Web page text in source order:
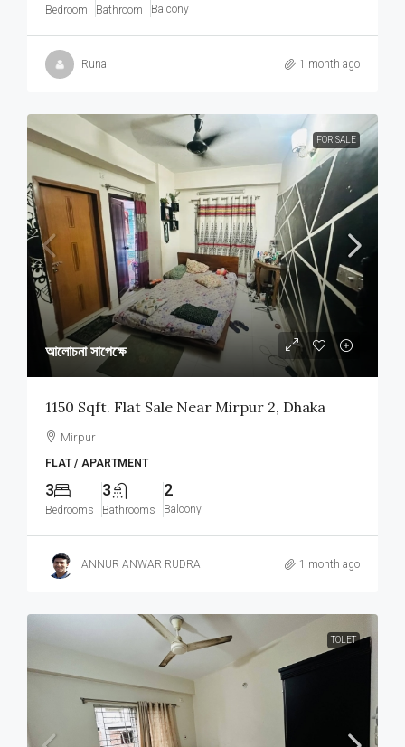
Bedroom Bathroom Balcony
Runa 1 month ago
FOR SALE
আলোচনা সাপেক্ষে
1150 Sqft. Flat Sale Near Mirpur 2, Dhaka
Mirpur
FLAT / APARTMENT
3
Bedrooms
3
Bathrooms
2
Balcony
ANNUR ANWAR RUDRA 1 month ago
TOLET